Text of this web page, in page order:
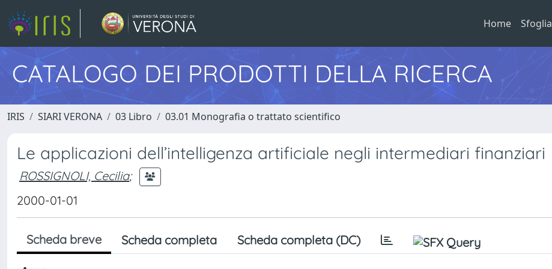
Home Sfoglia
CATALOGO DEI PRODOTTI DELLA RICERCA
IRIS SIARI VERONA 03 Libro 03.01 Monografia o trattato scientifico
Le applicazioni dell’intelligenza artificiale negli intermediari finanziari
ROSSIGNOLI, Cecilia;
2000-01-01
Scheda breve Scheda completa Scheda completa (DC)